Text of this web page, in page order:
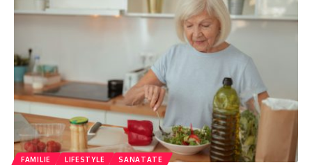
FAMILIE LIFESTYLE SANATATE